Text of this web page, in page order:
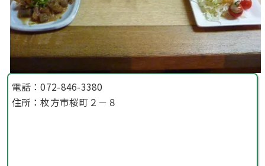
電話：072-846-3380
住所：枚方市桜町２－８